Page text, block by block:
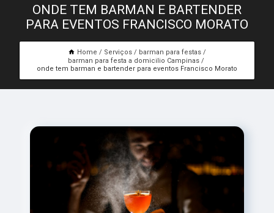
ONDE TEM BARMAN E BARTENDER
PARA EVENTOS FRANCISCO MORATO
Home Serviços
barman para festas
barman para festa a domicilio Campinas
onde tem barman e bartender para eventos Francisco Morato